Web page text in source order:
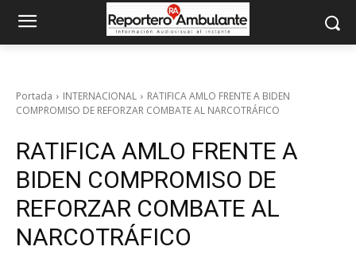
Portada INTERNACIONAL
RATIFICA AMLO FRENTE A BIDEN
COMPROMISO DE REFORZAR COMBATE AL NARCOTRÁFICO
RATIFICA AMLO FRENTE A
BIDEN COMPROMISO DE
REFORZAR COMBATE AL
NARCOTRÁFICO